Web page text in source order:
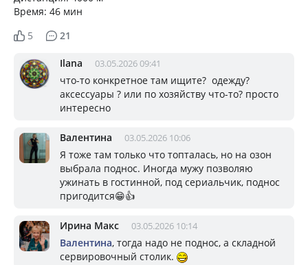
Время: 46 мин
5
21
Ilana 03.05.2026 09:41
что-то конкретное там ищите? одежду?
аксессуары ? или по хозяйству что-то? просто
интересно
Валентина 03.05.2026 10:06
Я тоже там только что топталась, но на озон
выбрала поднос. Иногда мужу позволяю
ужинать в гостинной, под сериальчик, поднос
пригодится😁👍
Ирина Макс 03.05.2026 10:14
Валентина, тогда надо не поднос, а складной
сервировочный столик.